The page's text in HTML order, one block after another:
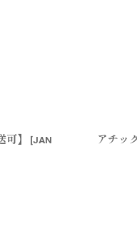
】 [JAN
アチッ